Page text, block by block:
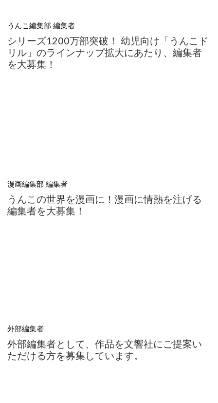
うんこ編集部 編集者
シリーズ1200万部突破！ 幼児向け「うんこド
リル」のラインナップ拡大にあたり、編集者
を大募集！
漫画編集部 編集者
うんこの世界を漫画に！漫画に情熱を注げる
編集者を大募集！
外部編集者
外部編集者として、作品を文響社にご提案い
ただける方を募集しています。